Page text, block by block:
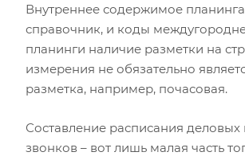
Внутреннее содержимое
справочник, и коды
планинги наличие разметки на
измерения не обязательно
разметка, например, почасовая.
Составление расписания
звонков – вот лишь малая часть